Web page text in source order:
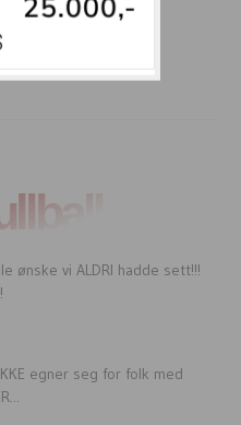
ønske vi ALDRI hadde sett!!!
egner seg for folk med